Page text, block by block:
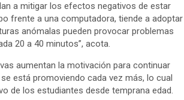
a mitigar los efectos negativos de estar
frente a una computadora, tiende a adoptar
anómalas pueden provocar problemas
20 a 40 minutos”, acota.
aumentan la motivación para continuar
está promoviendo cada vez más, lo cual
de los estudiantes desde temprana edad.